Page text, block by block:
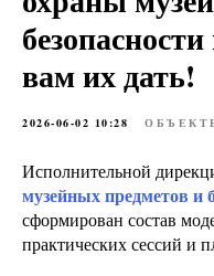
вам их дать!
2026-06-02 10:28
Исполнительной
музейных предметов и
сформирован состав
практических сессий и